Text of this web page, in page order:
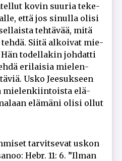
ko­vin suu­ria te­ke­
et­tä jos si­nul­la oli­si
teh­tä­vää, mitä
Sii­tä al­koi­vat mie­
to­del­la­kin joh­dat­ti
eri­lai­sia mie­len­
Us­ko Jee­suk­seen
mie­len­kiin­tois­ta elä­
elä­mä­ni oli­si ol­lut
tar­vit­se­vat us­kon
Hebr. 11: 6. ”Il­man